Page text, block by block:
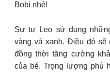
Bobi nhé!
Sư tư Leo sử dụng
vàng và xanh. Điều đó sẽ
đồng thời tăng cường
của bé. Trọng lượng phù